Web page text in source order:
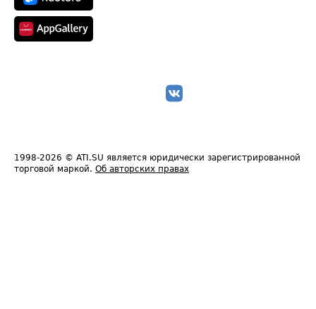
1998-2026 © ATI.SU является юридически зарегистрированной
торговой маркой. Об авторских правах